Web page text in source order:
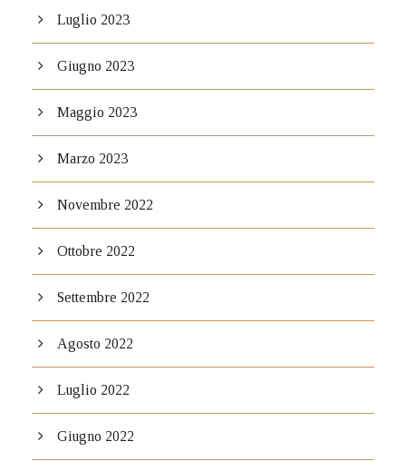
Luglio 2023
Giugno 2023
Maggio 2023
Marzo 2023
Novembre 2022
Ottobre 2022
Settembre 2022
Agosto 2022
Luglio 2022
Giugno 2022